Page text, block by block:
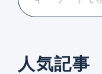
人気記事